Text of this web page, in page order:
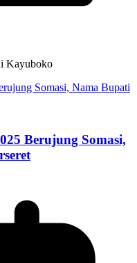
Kayuboko
Berujung Somasi,